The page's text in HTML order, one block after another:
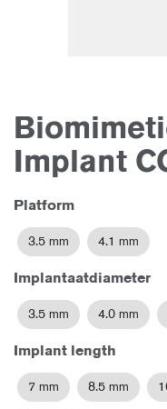
Implant
Platform
3.5 mm 4.1 mm
Implantaatdiameter
3.5 mm 4.0 mm
Implant length
7 mm 8.5 mm
Ga
naar
begin
van
afbeeldingen-
gallerij